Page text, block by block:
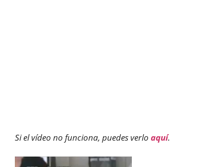
Si el vídeo no funciona, puedes verlo aquí.